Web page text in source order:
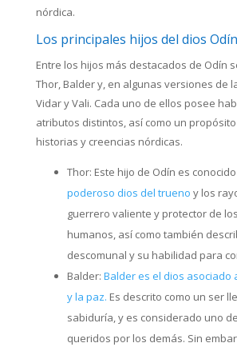
nórdica.
Los principales hijos del dios Odín
Entre los hijos más destacados de Odín
Thor, Balder y, en algunas versiones de
Vidar y Vali. Cada uno de ellos posee
atributos distintos, así como un
historias y creencias nórdicas.
Thor: Este hijo de Odín es
poderoso dios del trueno y los
guerrero valiente y protector de
humanos, así como también
descomunal y su habilidad para
Balder: Balder es el dios asociado
y la paz. Es descrito como un ser
sabiduría, y es considerado uno
queridos por los demás. Sin